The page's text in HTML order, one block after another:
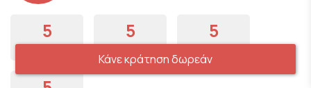
5 5 5
Κάνε κράτηση δωρεάν